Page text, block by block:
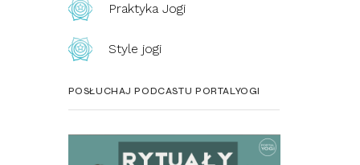
Praktyka Jogi
Style jogi
POSŁUCHAJ PODCASTU PORTALYOGI